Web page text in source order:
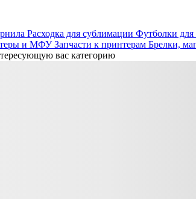
Расходка для сублимации Футболки
и МФУЗапчасти к принтерам Брелки,
вас категорию